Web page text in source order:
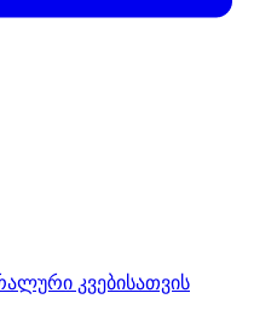
კვებისათვის